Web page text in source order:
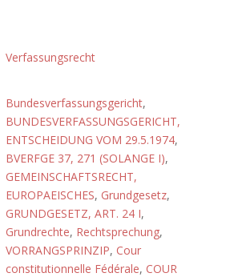
Verfassungsrecht
Bundesverfassungsgericht,
BUNDESVERFASSUNGSGERICHT,
ENTSCHEIDUNG VOM 29.5.1974,
BVERFGE 37, 271 (SOLANGE I),
GEMEINSCHAFTSRECHT,
EUROPAEISCHES, Grundgesetz,
GRUNDGESETZ, ART. 24 I,
Grundrechte, Rechtsprechung,
VORRANGSPRINZIP, Cour
constitutionnelle Fédérale, COUR